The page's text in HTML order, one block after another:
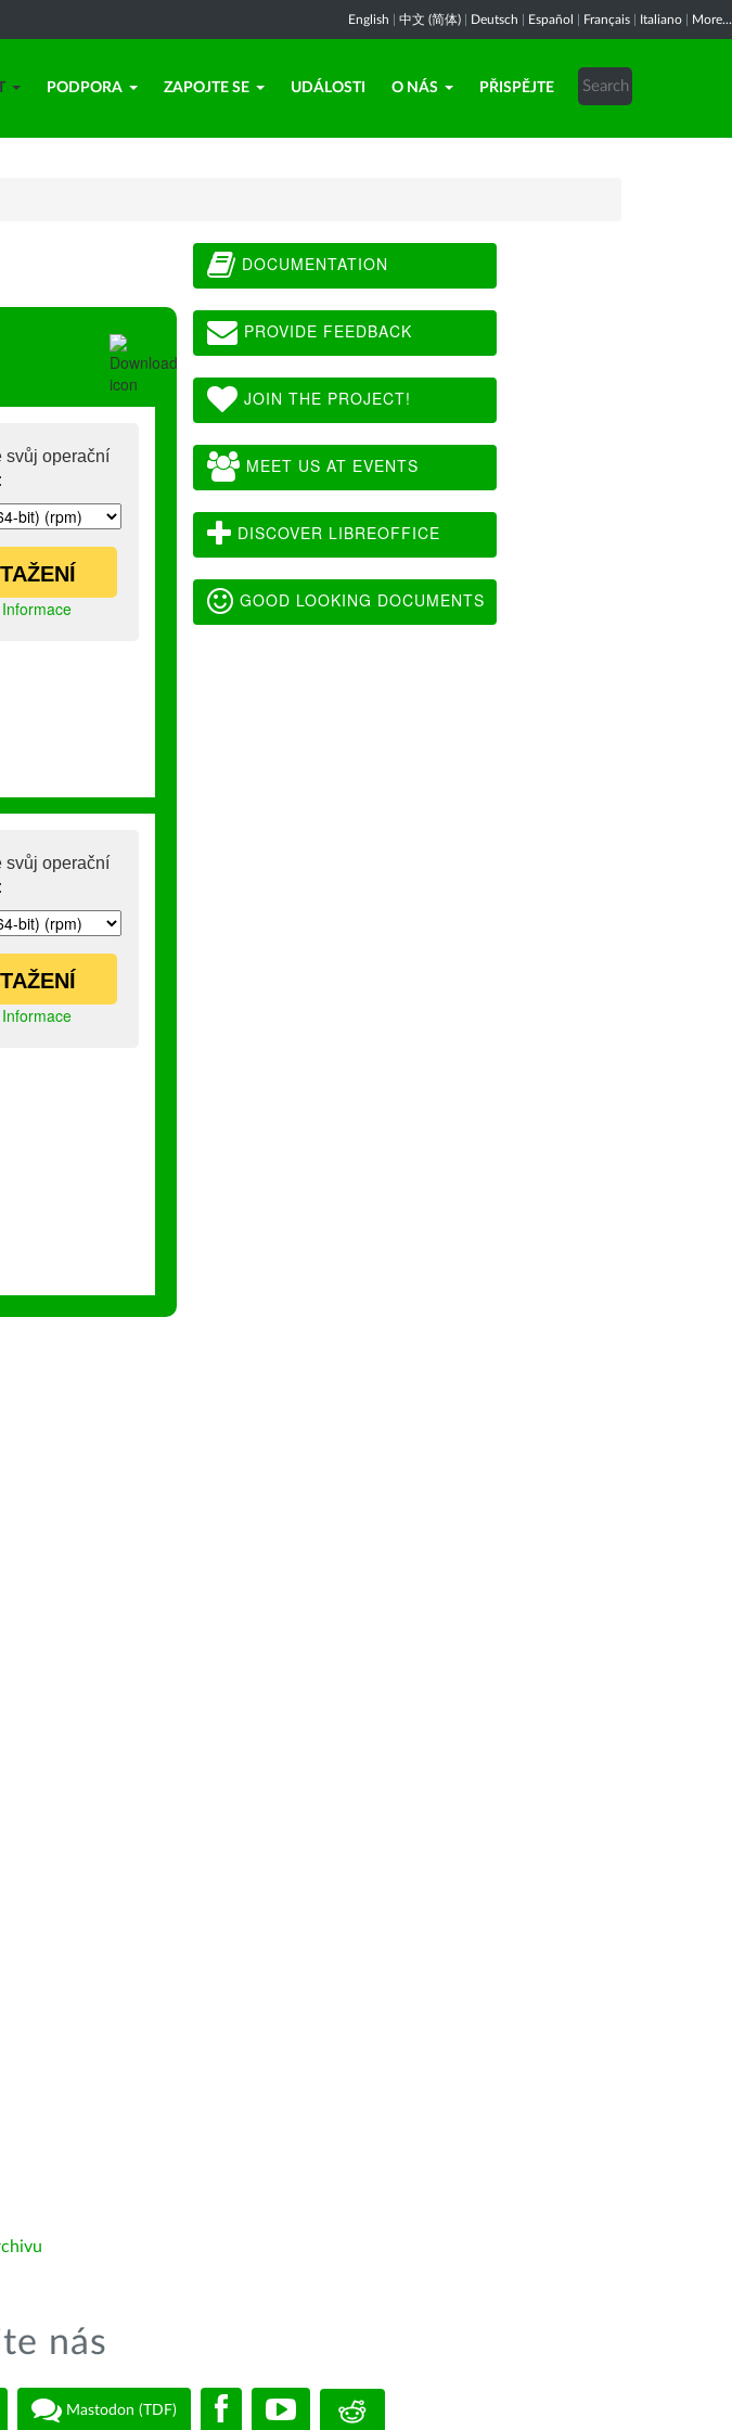
English 中文 (简体) Deutsch Español Français Italiano More...
PODPORA ZAPOJTE SE UDÁLOSTI O NÁS PŘISPĚJTE
svůj operační
Informace
svůj operační
Informace
DOCUMENTATION
PROVIDE FEEDBACK
JOIN THE PROJECT!
MEET US AT EVENTS
DISCOVER LIBREOFFICE
GOOD LOOKING DOCUMENTS
nás
Mastodon (TDF)